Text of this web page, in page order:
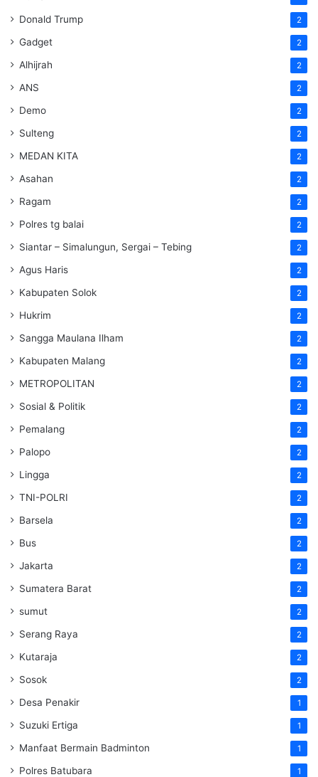
Donald Trump 2
Gadget 2
Alhijrah 2
ANS 2
Demo 2
Sulteng 2
MEDAN KITA 2
Asahan 2
Ragam 2
Polres tg balai 2
Siantar – Simalungun, Sergai – Tebing 2
Agus Haris 2
Kabupaten Solok 2
Hukrim 2
Sangga Maulana Ilham 2
Kabupaten Malang 2
METROPOLITAN 2
Sosial & Politik 2
Pemalang 2
Palopo 2
Lingga 2
TNI-POLRI 2
Barsela 2
Bus 2
Jakarta 2
Sumatera Barat 2
sumut 2
Serang Raya 2
Kutaraja 2
Sosok 2
Desa Penakir 1
Suzuki Ertiga 1
Manfaat Bermain Badminton 1
Polres Batubara 1